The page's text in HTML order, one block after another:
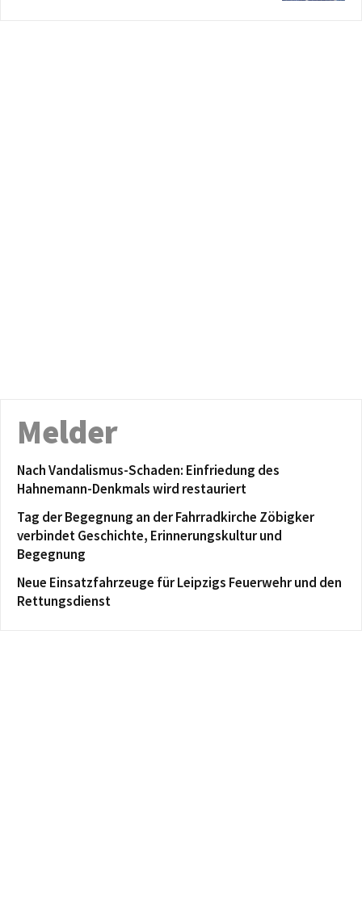
Melder
Nach Vandalismus-Schaden: Einfriedung des
Hahnemann-Denkmals wird restauriert
Tag der Begegnung an der Fahrradkirche Zöbigker
verbindet Geschichte, Erinnerungskultur und
Begegnung
Neue Einsatzfahrzeuge für Leipzigs Feuerwehr und den
Rettungsdienst